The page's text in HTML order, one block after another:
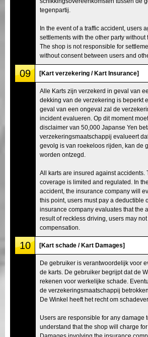
tegenpartij.
In the event of a traffic accident, users
settlements with the other party without
The shop is not responsible for
without consent between users and
09 [Kart verzekering / Kart Insurance]
Alle Karts zijn verzekerd in geval van
dekking van de verzekering is beperkt
geval van een ongeval zal de
incident evalueren. Op dit moment
disclaimer van 50,000 Japanse Yen
verzekeringsmaatschappij evalueert
gevolg is van roekeloos rijden, kan de
worden ontzegd.
All karts are insured against accidents.
coverage is limited and regulated. In
accident, the insurance company will
this point, users must pay a deductible
insurance company evaluates that the
result of reckless driving, users may
compensation.
10 [Kart schade / Kart Damages]
De gebruiker is verantwoordelijk voor
de karts. De gebruiker begrijpt dat de
rekenen voor werkelijke schade.
de verzekeringsmaatschappij
De Winkel heeft het recht om
Users are responsible for any damage
understand that the shop will charge